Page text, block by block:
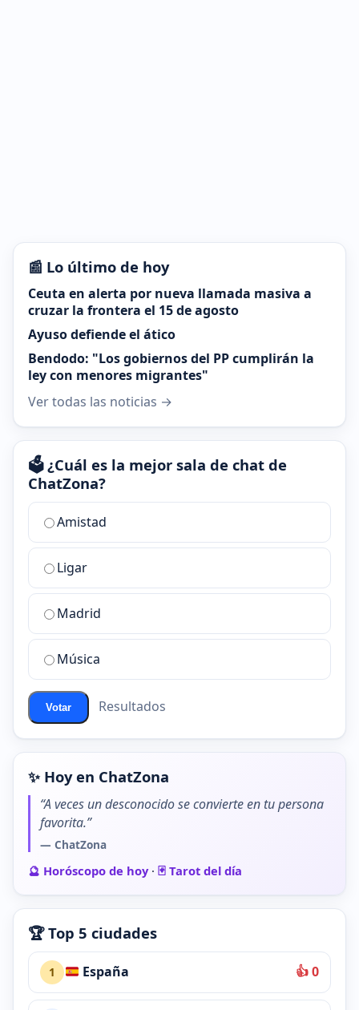
📰 Lo último de hoy
Ceuta en alerta por nueva llamada masiva a
cruzar la frontera el 15 de agosto
Ayuso defiende el ático
Bendodo: "Los gobiernos del PP cumplirán la
ley con menores migrantes"
Ver todas las noticias →
🗳️ ¿Cuál es la mejor sala de chat de
ChatZona?
¿Cuál
la
mejor
sala
chat
ChatZona?
Amistad
Ligar
Madrid
Música
Votar Resultados
✨ Hoy en ChatZona
“A veces un desconocido se convierte en tu persona
favorita.”
— ChatZona
🔮 Horóscopo de hoy· 🃏 Tarot del día
🏆 Top 5 ciudades
1 España 👍 0